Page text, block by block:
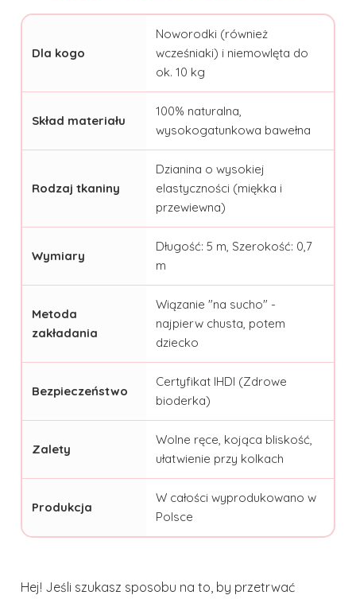
Dla kogo
Noworodki (również
wcześniaki) i niemowlęta do
ok. 10 kg
Skład materiału
100% naturalna,
wysokogatunkowa bawełna
Rodzaj tkaniny
Dzianina o wysokiej
elastyczności (miękka i
przewiewna)
Wymiary
Długość: 5 m, Szerokość: 0,7
m
Metoda
zakładania
Wiązanie "na sucho" -
najpierw chusta, potem
dziecko
Bezpieczeństwo
Certyfikat IHDI (Zdrowe
bioderka)
Zalety
Wolne ręce, kojąca bliskość,
ułatwienie przy kolkach
Produkcja
W całości wyprodukowano w
Polsce
Hej! Jeśli szukasz sposobu na to, by przetrwać